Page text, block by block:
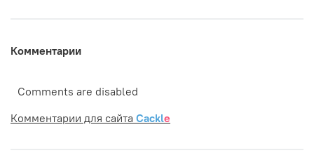
Комментарии
Comments are disabled
Комментарии для сайта Cackle